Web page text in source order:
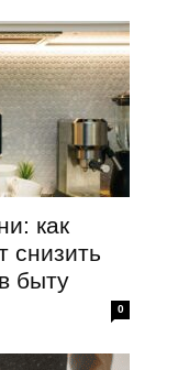
как
снизить
быту
0